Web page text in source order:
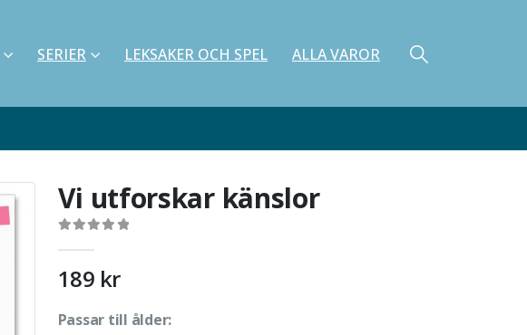
SERIER LEKSAKER OCH SPEL ALLA VAROR
Vi utforskar känslor
189 kr
Passar till ålder: